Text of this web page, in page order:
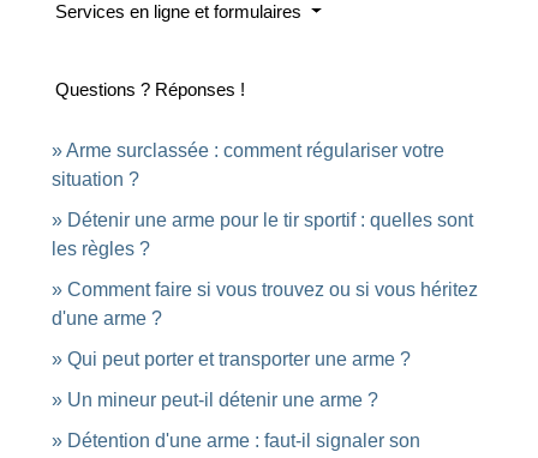
Services en ligne et formulaires
Questions ? Réponses !
Arme surclassée : comment régulariser votre
situation ?
Détenir une arme pour le tir sportif : quelles sont
les règles ?
Comment faire si vous trouvez ou si vous héritez
d'une arme ?
Qui peut porter et transporter une arme ?
Un mineur peut-il détenir une arme ?
Détention d'une arme : faut-il signaler son